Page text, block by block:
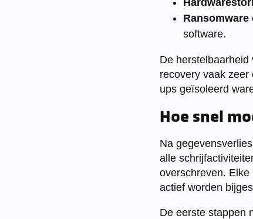
software.
De
recovery vaak
ups geïsoleerd
Hoe snel
Na
alle
overschreven.
actief worden
De eerste stappen